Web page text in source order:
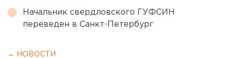
Начальник свердловского ГУФСИН
переведен в Санкт-Петербург
← НОВОСТИ